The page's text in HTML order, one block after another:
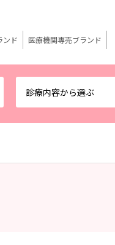
診療内容から選ぶ
ンド 医療機関専売ブランド